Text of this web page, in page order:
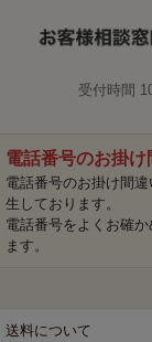
受付時間
電話番号のお掛
電話番号のお掛け間
生しております。
電話番号をよくお確
ます。
送料について